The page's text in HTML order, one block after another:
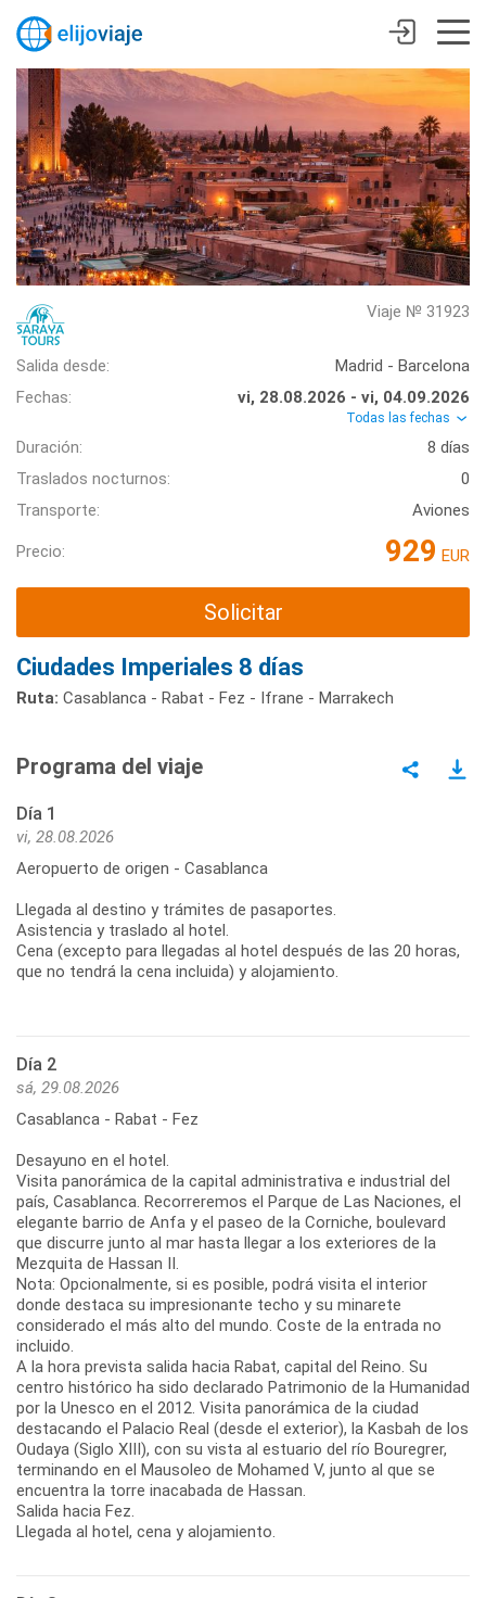
Viaje № 31923
Salida desde:
Madrid - Barcelona
Fechas:
vi, 28.08.2026 - vi, 04.09.2026
Todas las fechas
Duración:
8 días
Traslados nocturnos:
0
Transporte:
Aviones
Precio: 929 EUR
Solicitar
Ciudades Imperiales 8 días
Ruta: Casablanca - Rabat - Fez - Ifrane - Marrakech
Programa del viaje
Día 1
vi, 28.08.2026
Aeropuerto de origen - Casablanca
Llegada al destino y trámites de pasaportes.
Asistencia y traslado al hotel.
Cena (excepto para llegadas al hotel después de las 20 horas,
que no tendrá la cena incluida) y alojamiento.
Día 2
sá, 29.08.2026
Casablanca - Rabat - Fez
Desayuno en el hotel.
Visita panorámica de la capital administrativa e industrial del
país, Casablanca. Recorreremos el Parque de Las Naciones, el
elegante barrio de Anfa y el paseo de la Corniche, boulevard
que discurre junto al mar hasta llegar a los exteriores de la
Mezquita de Hassan II.
Nota: Opcionalmente, si es posible, podrá visita el interior
donde destaca su impresionante techo y su minarete
considerado el más alto del mundo. Coste de la entrada no
incluido.
A la hora prevista salida hacia Rabat, capital del Reino. Su
centro histórico ha sido declarado Patrimonio de la Humanidad
por la Unesco en el 2012. Visita panorámica de la ciudad
destacando el Palacio Real (desde el exterior), la Kasbah de los
Oudaya (Siglo XIII), con su vista al estuario del río Bouregrer,
terminando en el Mausoleo de Mohamed V, junto al que se
encuentra la torre inacabada de Hassan.
Salida hacia Fez.
Llegada al hotel, cena y alojamiento.